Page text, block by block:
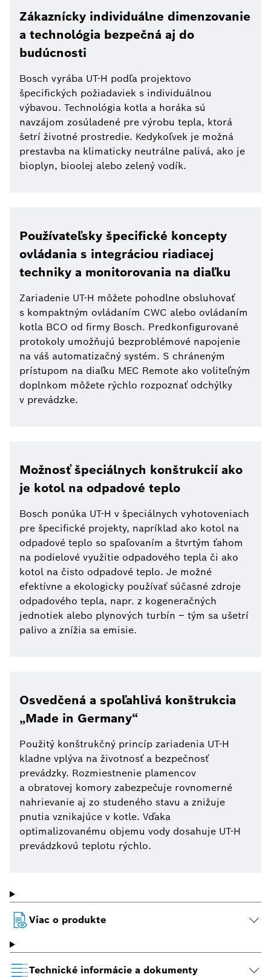
Zákaznícky individuálne dimenzovanie
a technológia bezpečná aj do
budúcnosti
Bosch vyrába UT-H podľa projektovo
špecifických požiadaviek s individuálnou
výbavou. Technológia kotla a horáka sú
navzájom zosúladené pre výrobu tepla, ktorá
šetrí životné prostredie. Kedykoľvek je možná
prestavba na klimaticky neutrálne palivá, ako je
bioplyn, bioolej alebo zelený vodík.
Používateľsky špecifické koncepty
ovládania s integráciou riadiacej
techniky a monitorovania na diaľku
Zariadenie UT-H môžete pohodlne obsluhovať
s kompaktným ovládaním CWC alebo ovládaním
kotla BCO od firmy Bosch. Predkonfigurované
protokoly umožňujú bezproblémové napojenie
na váš automatizačný systém. S chráneným
prístupom na diaľku MEC Remote ako voliteľným
doplnkom môžete rýchlo rozpoznať odchýlky
v prevádzke.
Možnosť špeciálnych konštrukcií ako
je kotol na odpadové teplo
Bosch ponúka UT-H v špeciálnych vyhotoveniach
pre špecifické projekty, napríklad ako kotol na
odpadové teplo so spaľovaním a štvrtým ťahom
na podielové využitie odpadového tepla či ako
kotol na čisto odpadové teplo. Je možné
efektívne a ekologicky používať súčasné zdroje
odpadového tepla, napr. z kogeneračných
jednotiek alebo plynových turbín – tým sa ušetrí
palivo a znížia sa emisie.
Osvedčená a spoľahlivá konštrukcia
„Made in Germany“
Použitý konštrukčný princíp zariadenia UT-H
kladne vplýva na životnosť a bezpečnosť
prevádzky. Rozmiestnenie plamencov
a obratovej komory zabezpečuje rovnomerné
nahrievanie aj zo studeného stavu a znižuje
pnutia vznikajúce v kotle. Vďaka
optimalizovanému objemu vody dosahuje UT-H
prevádzkovú teplotu rýchlo.
Viac o produkte
Technické informácie a dokumenty